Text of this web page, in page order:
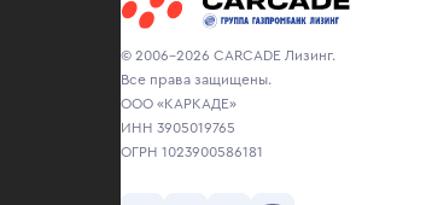
© 2006-2026 CARCADE Лизинг.
Все права защищены.
ООО «КАРКАДЕ»
ИНН 3905019765
ОГРН 1023900586181